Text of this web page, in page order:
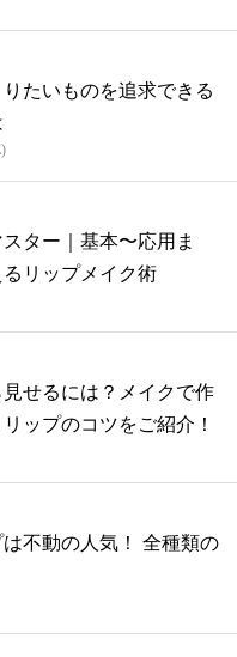
りたいものを追求できる
ター｜基本〜応用ま
リップメイク術
せるには？メイクで作
ップのコツをご紹介！
不動の人気！ 全種類の